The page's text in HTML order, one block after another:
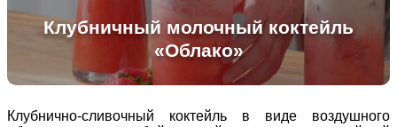
Клубничный молочный коктейль
«Облако»
Клубнично-сливочный коктейль в виде воздушного